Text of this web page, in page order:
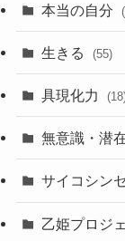
本当の自分
生きる (55)
具現化力
無意識・潜
サイコシン
乙姫プロジ